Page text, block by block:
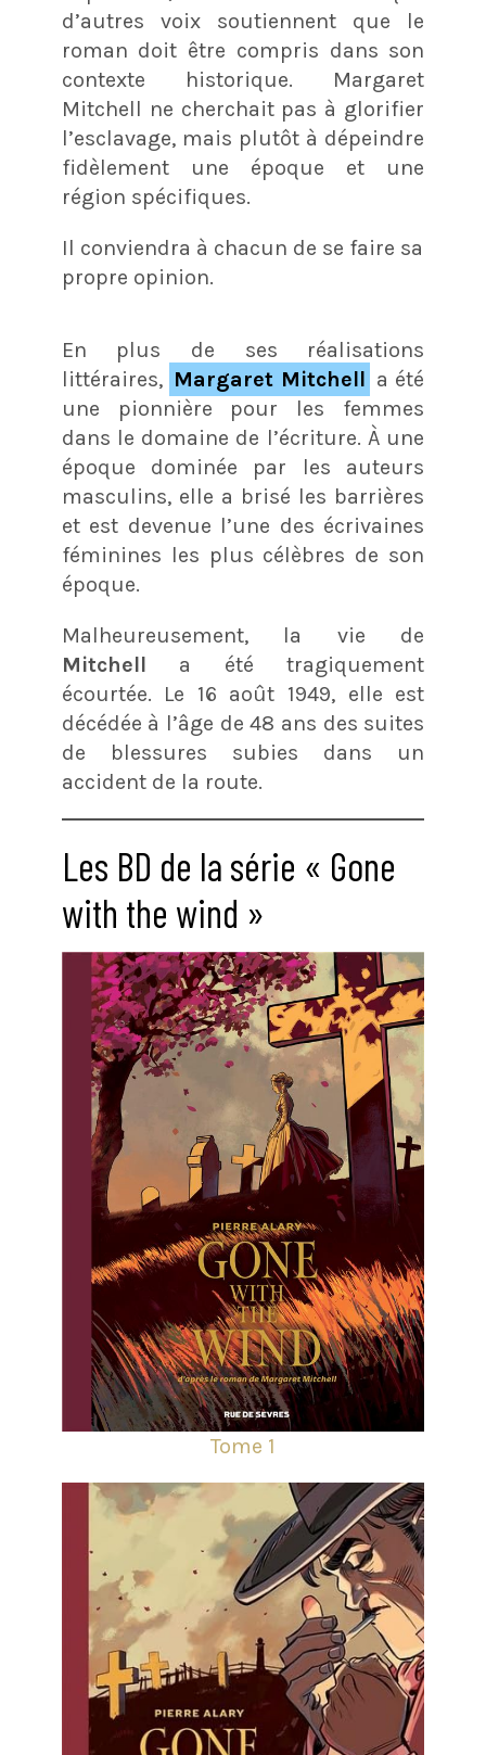
d’autres voix soutiennent que le
roman doit être compris dans son
contexte historique. Margaret
Mitchell ne cherchait pas à glorifier
l’esclavage, mais plutôt à dépeindre
fidèlement une époque et une
région spécifiques.
Il conviendra à chacun de se faire sa
propre opinion.
En plus de ses réalisations
littéraires, Margaret Mitchell a été
une pionnière pour les femmes
dans le domaine de l’écriture. À une
époque dominée par les auteurs
masculins, elle a brisé les barrières
et est devenue l’une des écrivaines
féminines les plus célèbres de son
époque.
Malheureusement, la vie de
Mitchell a été tragiquement
écourtée. Le 16 août 1949, elle est
décédée à l’âge de 48 ans des suites
de blessures subies dans un
accident de la route.
Les BD de la série « Gone
with the wind »
Tome 1